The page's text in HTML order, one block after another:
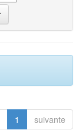
1 suivante